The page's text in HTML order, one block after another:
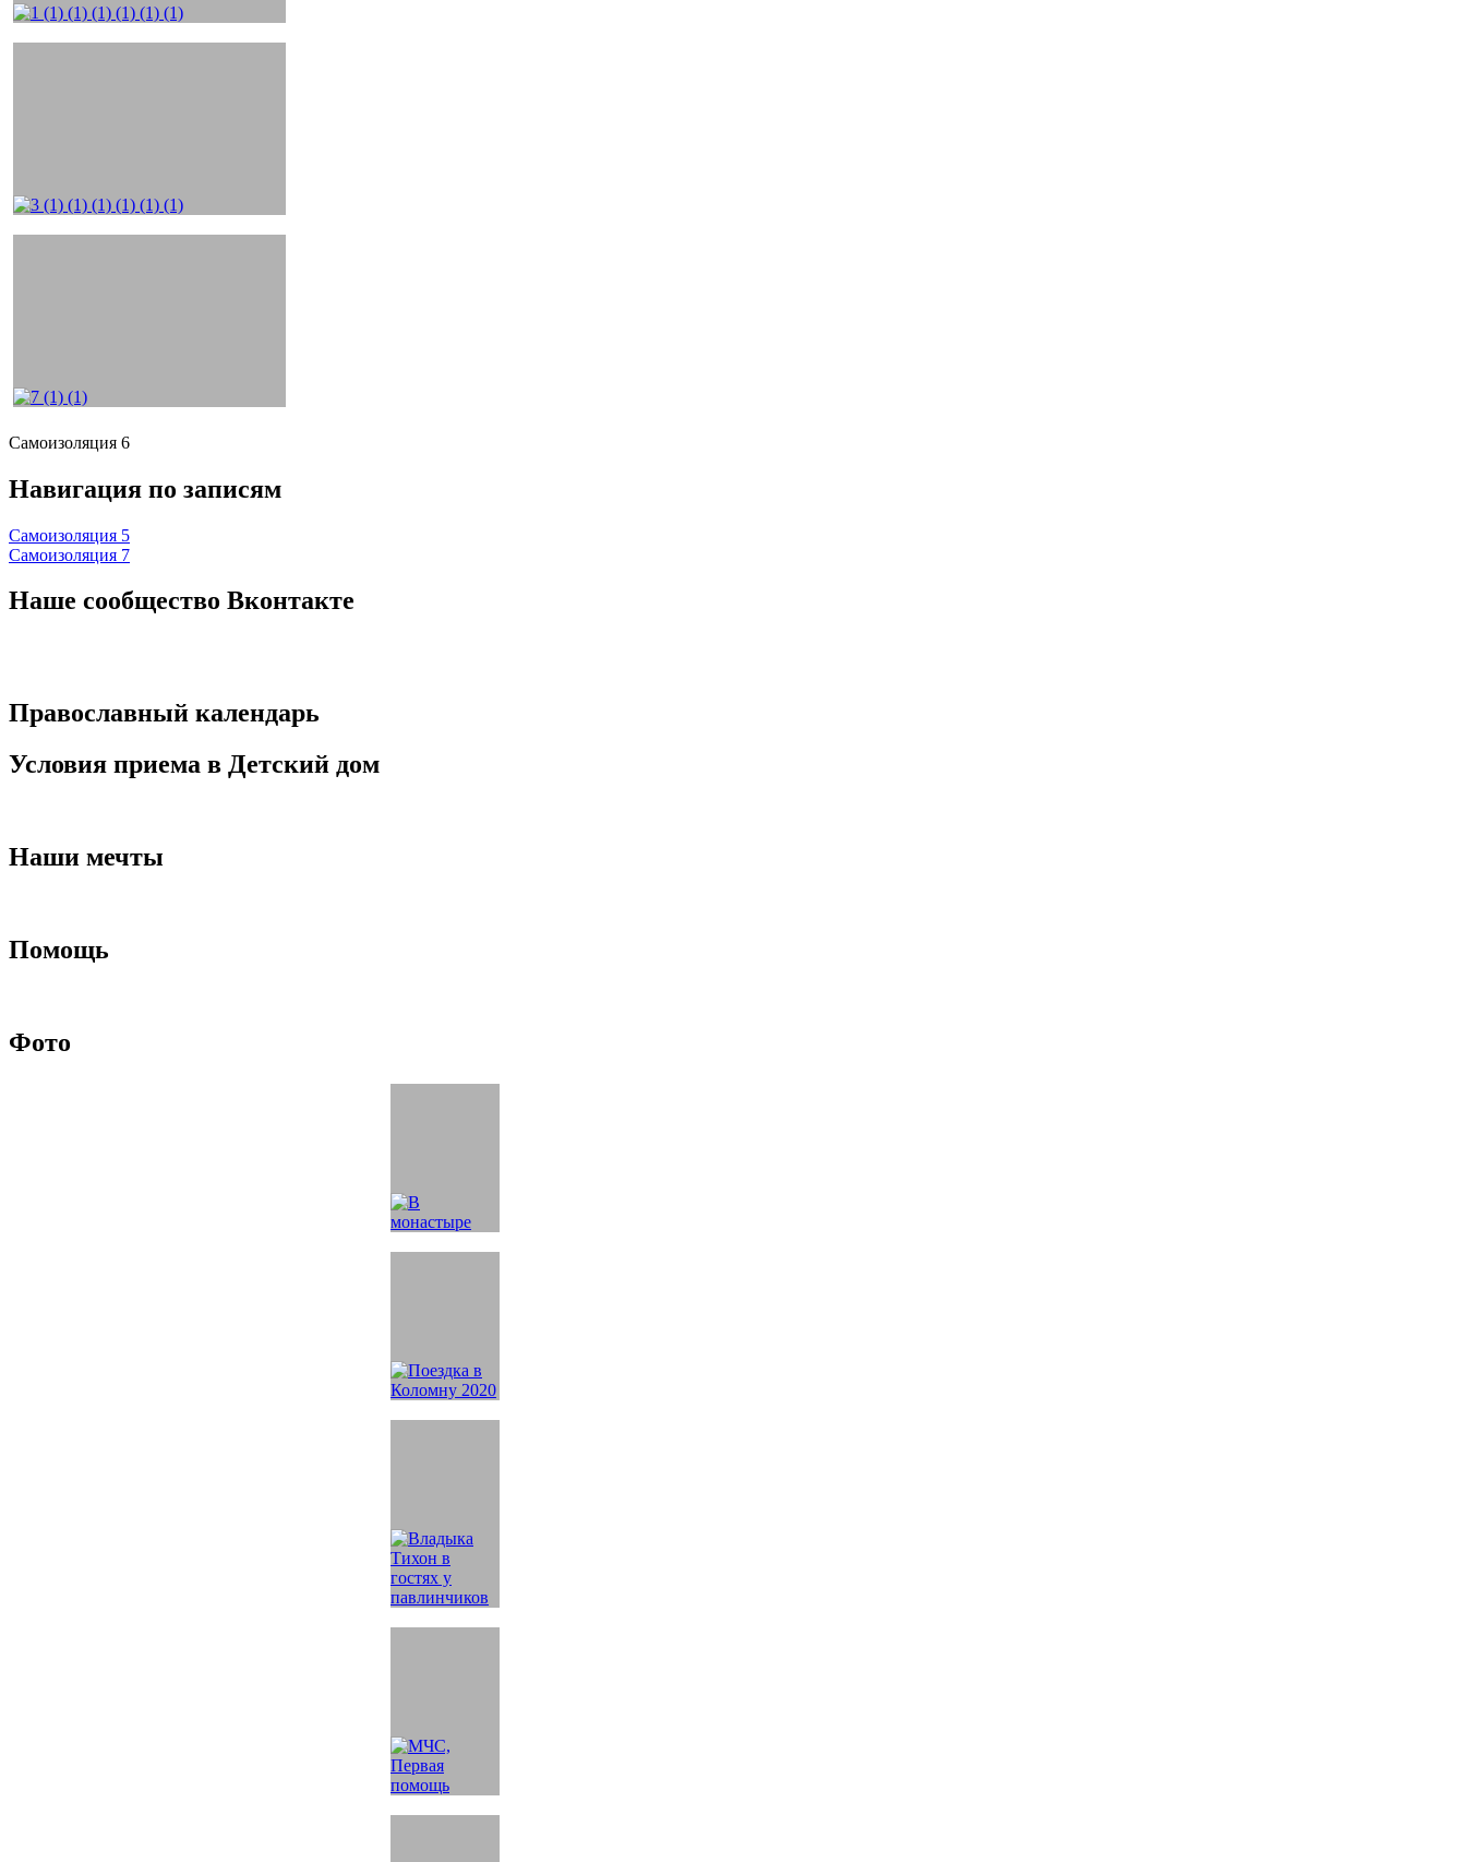
Самоизоляция 6
Навигация по записям
Самоизоляция 5
Самоизоляция 7
Наше сообщество Вконтакте
Православный календарь
Условия приема в Детский дом
Наши мечты
Помощь
Фото